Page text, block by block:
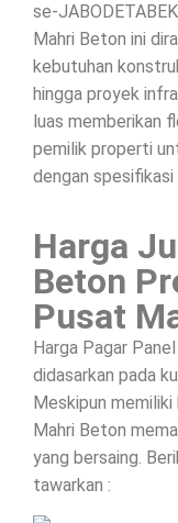
se-
Mahri Beton ini
kebutuhan
hingga proyek
luas memberikan
pemilik properti
dengan spesifikasi
Harga
Beton
Pusat
Harga Pagar
didasarkan pada
Meskipun
Mahri Beton
yang bersaing.
tawarkan :